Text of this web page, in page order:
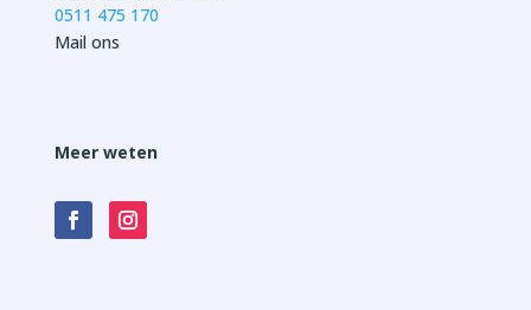
0511 475 170
Mail ons
Meer weten